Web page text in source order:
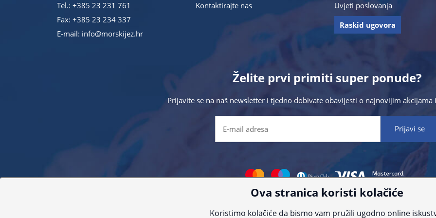
Tel.: +385 23 231 761
Fax: +385 23 234 337
E-mail: info@morskijez.hr
Kontaktirajte nas
Uvjeti poslovanja
Raskid ugovora
Želite prvi primiti super ponude?
Prijavite se na naš newsletter i tjedno dobivate obavijesti o najnovijim akcijama
proizvoda. Za najažurnije informacije kontaktirajte nas putem telefona:+385 23 231 761ili e-
Ova stranica koristi kolačiće
Koristimo kolačiće da bismo vam pružili ugodno online